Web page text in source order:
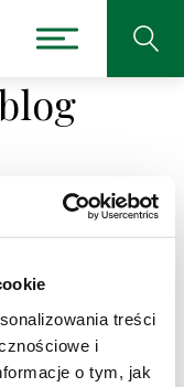
treści
i
o tym, jak
dołączyć do
w serwisie
jako bloger.
na zdobycie
do świata zabaw
przez